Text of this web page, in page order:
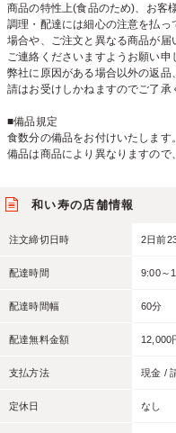
商品の特性上(食品のため)、お客
調理・配達には細心の注意を払
場合や、ご注文と異なる商品が
ご連絡くださいますようお願い申
弊社に原因がある場合以外の返
請はお受けしかねますのでご了承
■備品規定
食数分の備品をお付けいたします。
備品は商品により異なりますので
和い寿の店舗情報
注文締切日時 2日前
配達時間 9:00～
配達時間幅 60分
配達無料金額 12,000
支払方法 現金 /
定休日 なし